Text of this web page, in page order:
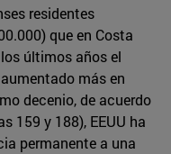
residentes
que en Costa
últimos años el
más en
decenio, de acuerdo
159 y 188), EEUU ha
permanente a una